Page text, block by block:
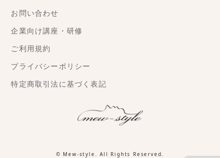
お問い合わせ
企業向け講座・研修
ご利用規約
プライバシーポリシー
特定商取引法に基づく表記
© Mew-style . All Rights Reserved.